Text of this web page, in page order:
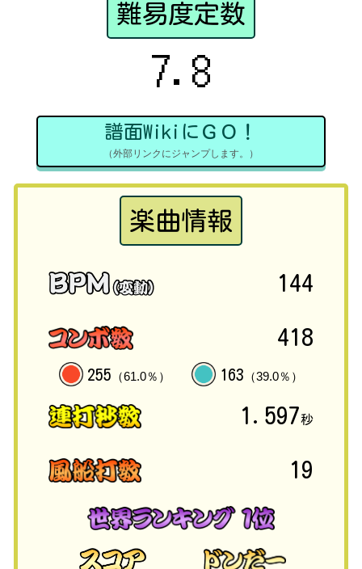
難易度定数
7.8
譜面WikiにＧＯ！
（外部リンクにジャンプします。）
楽曲情報
144
418
255 （61.0％） 163 （39.0％）
1.597秒
19